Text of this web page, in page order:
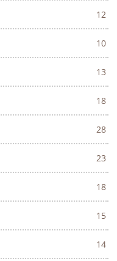
12
10
13
18
28
23
18
15
14